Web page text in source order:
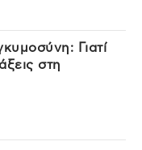
Γιατί
στη